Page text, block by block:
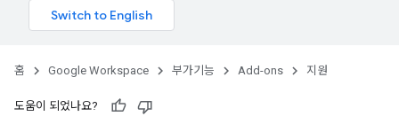
홈 Google Workspace 부가기능 Add-ons 지원
도움이 되었나요?